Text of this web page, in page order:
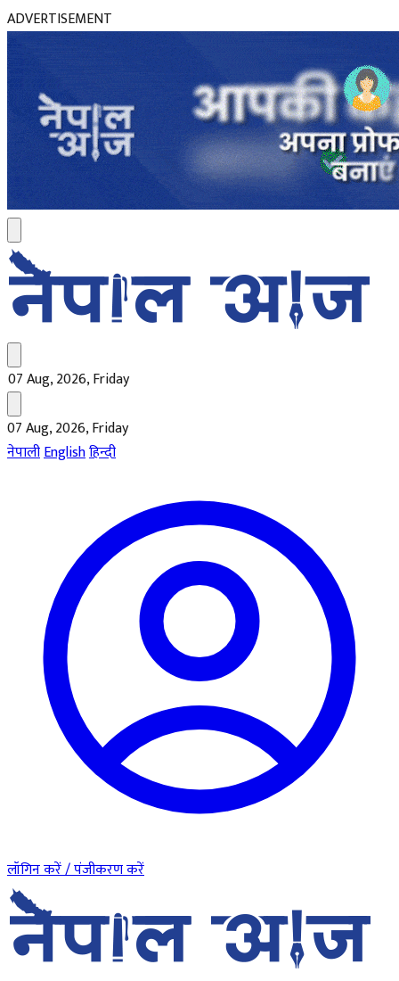
ADVERTISEMENT
07 Aug, 2026, Friday
07 Aug, 2026, Friday
नेपालीEnglishहिन्दी
लॉगिन करें / पंजीकरण करें